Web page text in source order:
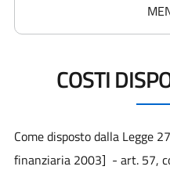
COSTI
Come disposto dalla Legge
finanziaria 2003] - art. 57,